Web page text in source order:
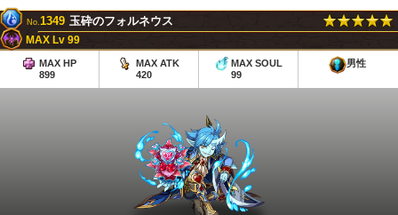
No.1349 玉砕のフォルネウス
MAX Lv 99
MAX HP
899
MAX ATK
420
MAX SOUL
99
男性